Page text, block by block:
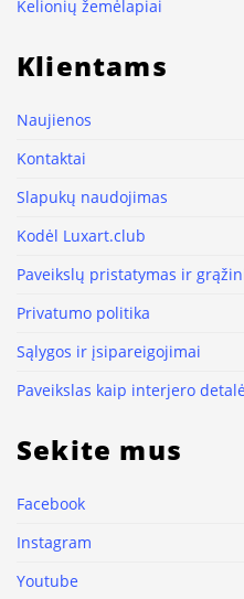
Kelionių žemėlapiai
Klientams
Naujienos
Kontaktai
Slapukų naudojimas
Kodėl Luxart.club
Paveikslų pristatymas ir
Privatumo politika
Sąlygos ir įsipareigojimai
Paveikslas kaip interjero detalė
Sekite mus
Facebook
Instagram
Youtube